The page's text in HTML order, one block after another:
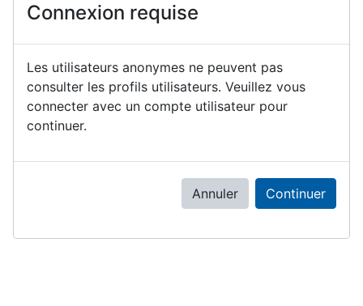
Connexion requise
Les utilisateurs anonymes ne peuvent pas
consulter les profils utilisateurs. Veuillez vous
connecter avec un compte utilisateur pour
continuer.
Annuler Continuer